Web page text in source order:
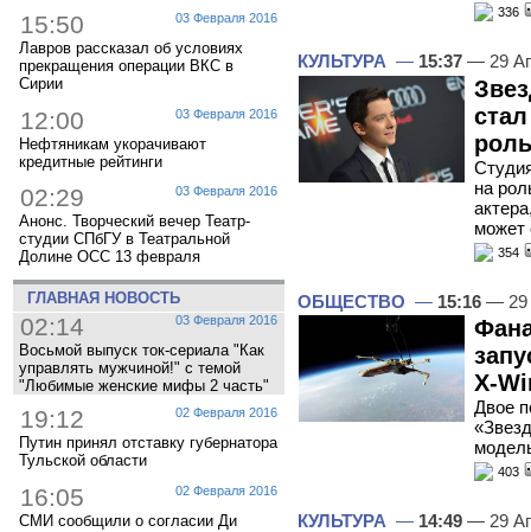
03 Февраля 2016
15:50
Лавров рассказал об условиях
прекращения операции ВКС в
Сирии
03 Февраля 2016
12:00
Нефтяникам укорачивают
кредитные рейтинги
03 Февраля 2016
02:29
Анонс. Творческий вечер Театр-
студии СПбГУ в Театральной
Долине ОСС 13 февраля
ГЛАВНАЯ НОВОСТЬ
03 Февраля 2016
02:14
Восьмой выпуск ток-сериала "Как
управлять мужчиной!" с темой
"Любимые женские мифы 2 часть"
02 Февраля 2016
19:12
Путин принял отставку губернатора
Тульской области
02 Февраля 2016
16:05
СМИ сообщили о согласии Ди
336
КУЛЬТУРА — 15:37 — 29
на
может
354
ОБЩЕСТВО — 15:16 — 29
X-
Двое
403
КУЛЬТУРА — 14:49 — 29